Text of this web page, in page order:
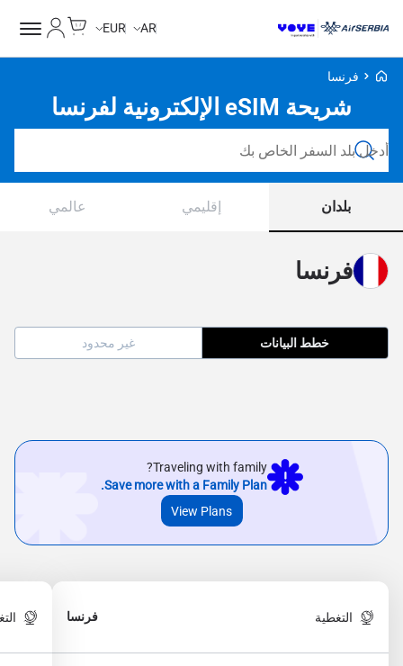
AR
EUR
Voye Homepage
فرنسا
شريحة eSIM الإلكترونية لفرنسا
ابحث عن خطط
بلدان إقليمي عالمي
فرنسا
خطط البيانات غير محدود
Traveling with family?
Save more with a Family Plan.
View Plans
التغطية فرنسا